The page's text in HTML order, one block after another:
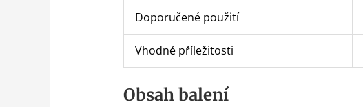
Doporučené použití
Vhodné příležitosti
Obsah balení